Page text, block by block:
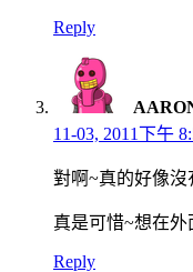
Reply
11-03, 2011下午
對啊~真的好像沒
真是可惜~想在
Reply